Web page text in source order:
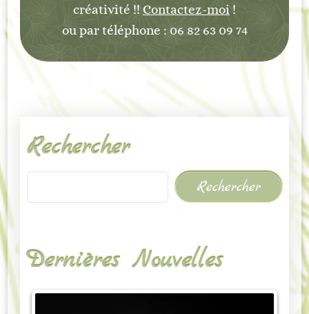
créativité !! Contactez-moi !
ou par téléphone : 06 82 63 09 74
Rechercher
Rechercher
Dernières Nouvelles